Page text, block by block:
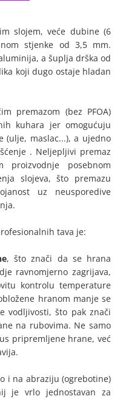
slojem, veće dubine (6
stjenke od 3,5 mm.
a šuplja drška od
koji dugo ostaje hladan
premazom (bez PFOA)
kuhara jer omogućuju
(ulje, maslac...), a ujedno
. Neljepljivi premaz
proizvodnje posebnom
slojeva, što premazu
uz neusporedive
tava je:
, što znači da se hrana
ravnomjerno zagrijava,
kontrolu temperature
hranom manje se
vodljivosti, što pak znači
na rubovima. Ne samo
pripremljene hrane, već
i na abraziju (ogrebotine)
je vrlo jednostavan za